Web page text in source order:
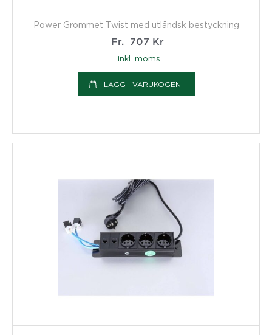
Power Grommet Twist med utländsk bestyckning
Fr.
707 Kr
inkl. moms
LÄGG I VARUKOGEN